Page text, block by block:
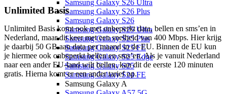
Samsung Galaxy S26 Ultra
Samsung Galaxy S26 Plus
Samsung Galaxy S26
Samsung Galaxy S25 Ultra
Samsung Galaxy S25 Plus
Samsung Galaxy S25 FE
Samsung Galaxy S25 Edge
Samsung Galaxy S25
Samsung Galaxy S24 FE
Samsung Galaxy A
Unlimited Basis
Unlimited Basis komt ook met onbeperkt data, bellen en sms’en in
Nederland, maar dit keer met een snelheid van 400 Mbps. Hier krijg
je daarbij 50 GB aan data per maand in de EU. Binnen de EU kun
je hiermee ook onbeperkt bellen en sms’en. Als je vanuit Nederland
naar een ander EU-land wilt bellen, kan dit de eerste 120 minuten
gratis. Hierna komt er een ander tarief op.